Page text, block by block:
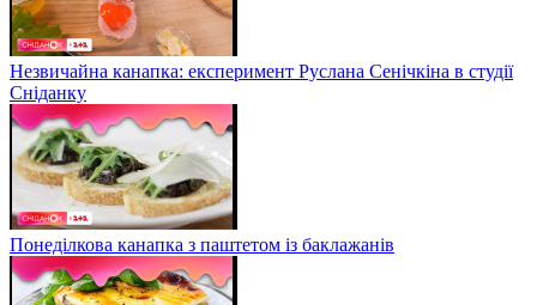
Незвичайна канапка: експеримент Руслана Сенічкіна в студії
Сніданку
Понеділкова канапка з паштетом із баклажанів